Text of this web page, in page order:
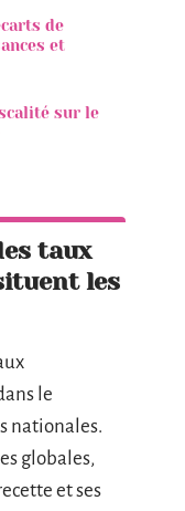
de
et
sur le
taux
les
le
nationales.
globales,
et ses